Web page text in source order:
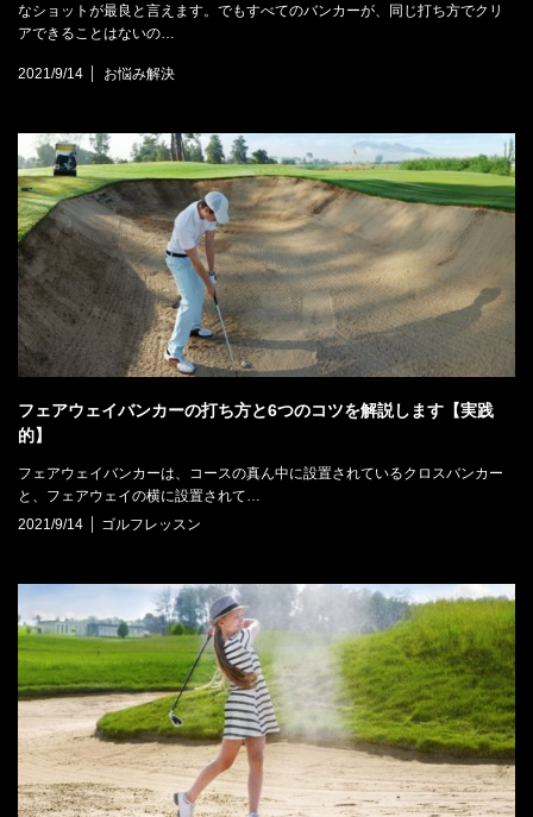
なショットが最良と言えます。でもすべてのバンカーが、同じ打ち方でクリ
アできることはないの…
2021/9/14 お悩み解決
フェアウェイバンカーの打ち方と6つのコツを解説します【実践
的】
フェアウェイバンカーは、コースの真ん中に設置されているクロスバンカー
と、フェアウェイの横に設置されて…
2021/9/14
ゴルフレッスン